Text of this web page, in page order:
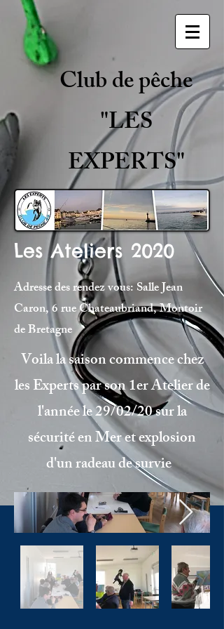
Club de pêche
"LES
EXPERTS"
Les Ateliers 2020
Adresse des rendez vous: Salle Jean
Caron, 6 rue Chateaubriand, Montoir
de Bretagne
Voila la saison commence chez
les Experts par son 1er Atelier de
l'année le 29/02/20 sur la
sécurité en Mer et explosion
d'un radeau de survie